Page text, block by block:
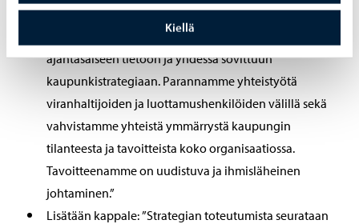
Kiellä
yhteistyötä koko kaupunkiorganisaatiossa.” muotoon
”Kaupungin päätöksenteko ja johtaminen perustuvat
ajantasaiseen tietoon ja yhdessä sovittuun
kaupunkistrategiaan. Parannamme yhteistyötä
viranhaltijoiden ja luottamushenkilöiden välillä sekä
vahvistamme yhteistä ymmärrystä kaupungin
tilanteesta ja tavoitteista koko organisaatiossa.
Tavoitteenamme on uudistuva ja ihmisläheinen
johtaminen.”
Lisätään kappale: ”Strategian toteutumista seurataan